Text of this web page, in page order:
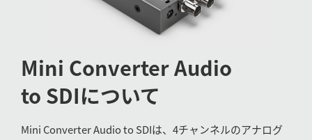
Turkey
UAE
Ukraine
Mini ConverterAudio
to SDIについて
Mini Converter Audio to SDIは、4チャンネルのアナログ